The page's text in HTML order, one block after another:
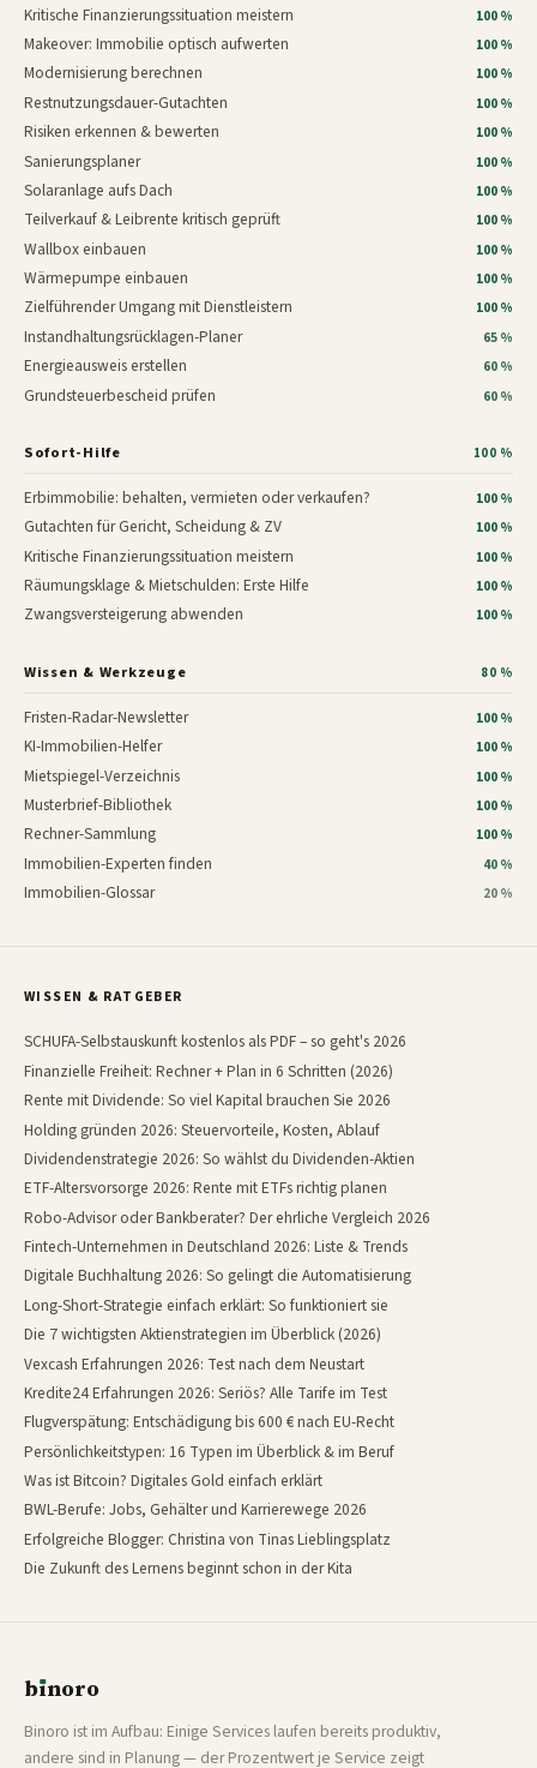
Kritische Finanzierungssituation meistern 100 %
Makeover: Immobilie optisch aufwerten 100 %
Modernisierung berechnen 100 %
Restnutzungsdauer-Gutachten 100 %
Risiken erkennen & bewerten 100 %
Sanierungsplaner 100 %
Solaranlage aufs Dach 100 %
Teilverkauf & Leibrente kritisch geprüft 100 %
Wallbox einbauen 100 %
Wärmepumpe einbauen 100 %
Zielführender Umgang mit Dienstleistern 100 %
Instandhaltungsrücklagen-Planer 65 %
Energieausweis erstellen 60 %
Grundsteuerbescheid prüfen 60 %
Sofort-Hilfe 100 %
Erbimmobilie: behalten, vermieten oder verkaufen? 100 %
Gutachten für Gericht, Scheidung & ZV 100 %
Kritische Finanzierungssituation meistern 100 %
Räumungsklage & Mietschulden: Erste Hilfe 100 %
Zwangsversteigerung abwenden 100 %
Wissen & Werkzeuge 80 %
Fristen-Radar-Newsletter 100 %
KI-Immobilien-Helfer 100 %
Mietspiegel-Verzeichnis 100 %
Musterbrief-Bibliothek 100 %
Rechner-Sammlung 100 %
Immobilien-Experten finden 40 %
Immobilien-Glossar 20 %
WISSEN & RATGEBER
SCHUFA-Selbstauskunft kostenlos als PDF – so geht's 2026
Finanzielle Freiheit: Rechner + Plan in 6 Schritten (2026)
Rente mit Dividende: So viel Kapital brauchen Sie 2026
Holding gründen 2026: Steuervorteile, Kosten, Ablauf
Dividendenstrategie 2026: So wählst du Dividenden-Aktien
ETF-Altersvorsorge 2026: Rente mit ETFs richtig planen
Robo-Advisor oder Bankberater? Der ehrliche Vergleich 2026
Fintech-Unternehmen in Deutschland 2026: Liste & Trends
Digitale Buchhaltung 2026: So gelingt die Automatisierung
Long-Short-Strategie einfach erklärt: So funktioniert sie
Die 7 wichtigsten Aktienstrategien im Überblick (2026)
Vexcash Erfahrungen 2026: Test nach dem Neustart
Kredite24 Erfahrungen 2026: Seriös? Alle Tarife im Test
Flugverspätung: Entschädigung bis 600 € nach EU-Recht
Persönlichkeitstypen: 16 Typen im Überblick & im Beruf
Was ist Bitcoin? Digitales Gold einfach erklärt
BWL-Berufe: Jobs, Gehälter und Karrierewege 2026
Erfolgreiche Blogger: Christina von Tinas Lieblingsplatz
Die Zukunft des Lernens beginnt schon in der Kita
bınoro
Binoro ist im Aufbau: Einige Services laufen bereits produktiv,
andere sind in Planung — der Prozentwert je Service zeigt